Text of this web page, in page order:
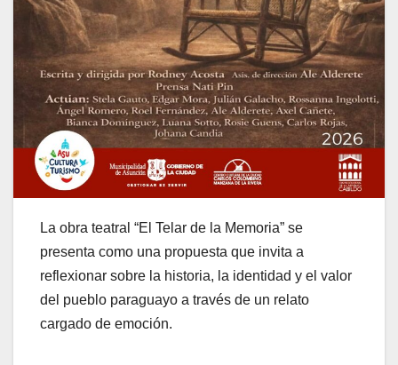
La obra teatral “El Telar de la Memoria” se
presenta como una propuesta que invita a
reflexionar sobre la historia, la identidad y el valor
del pueblo paraguayo a través de un relato
cargado de emoción.